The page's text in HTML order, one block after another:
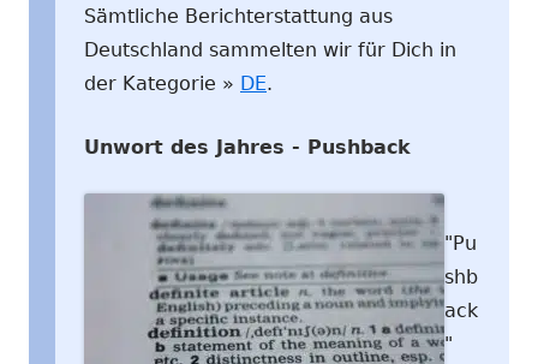
Sämtliche Berichterstattung aus
Deutschland sammelten wir für Dich in
der Kategorie » DE.
Unwort des Jahres - Pushback
"Pu
shb
ack
"